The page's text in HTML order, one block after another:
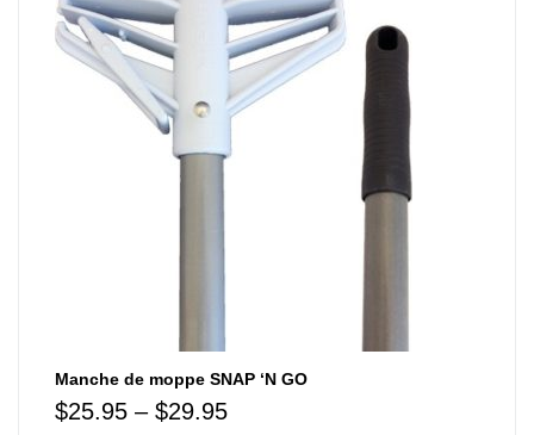
Manche de moppe SNAP ‘N GO
$25.95 – $29.95